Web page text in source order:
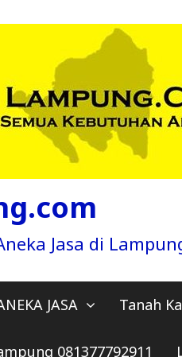
Jasa di
JASA Tanah
081377792911